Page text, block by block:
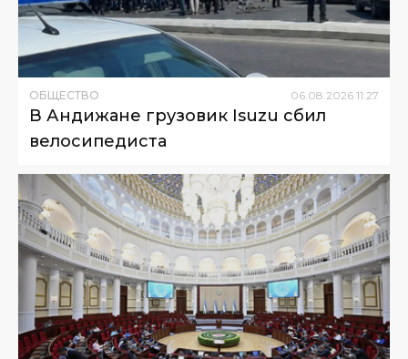
ОБЩЕСТВО 06.08.2026 11:27
В Андижане грузовик Isuzu сбил
велосипедиста